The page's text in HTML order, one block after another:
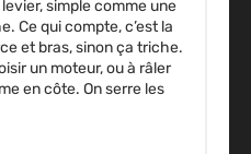
simple comme une
Ce qui compte, c’est la
et bras, sinon ça triche.
un moteur, ou à râler
en côte. On serre les